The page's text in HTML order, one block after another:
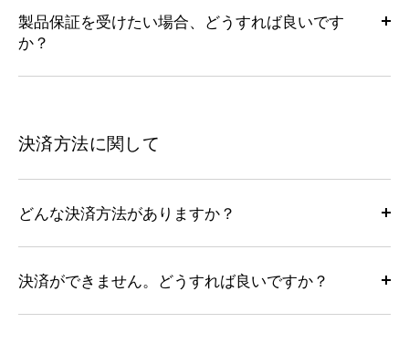
製品保証を受けたい場合、どうすれば良いです
か？
決済方法に関して
どんな決済方法がありますか？
決済ができません。どうすれば良いですか？